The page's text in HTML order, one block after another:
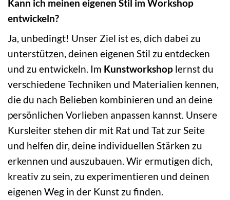
Kann ich meinen eigenen Stil im Workshop
entwickeln?
Ja, unbedingt! Unser Ziel ist es, dich dabei zu
unterstützen, deinen eigenen Stil zu entdecken
und zu entwickeln. Im Kunstworkshop lernst du
verschiedene Techniken und Materialien kennen,
die du nach Belieben kombinieren und an deine
persönlichen Vorlieben anpassen kannst. Unsere
Kursleiter stehen dir mit Rat und Tat zur Seite
und helfen dir, deine individuellen Stärken zu
erkennen und auszubauen. Wir ermutigen dich,
kreativ zu sein, zu experimentieren und deinen
eigenen Weg in der Kunst zu finden.